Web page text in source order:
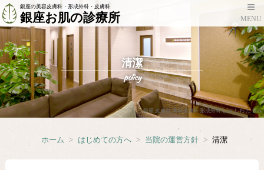
銀座 皮膚科 美容皮膚科 形成外科 しみ しわ たるみ
MENU
銀座の美容皮膚科・形成外科・皮膚科
銀座お肌の診療所
清潔
policy
ホーム > はじめての方へ > 当院の運営方針 > 清潔